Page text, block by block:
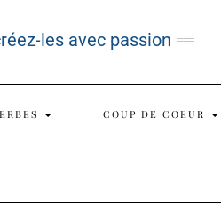
les avec passion
COUP DE COEUR